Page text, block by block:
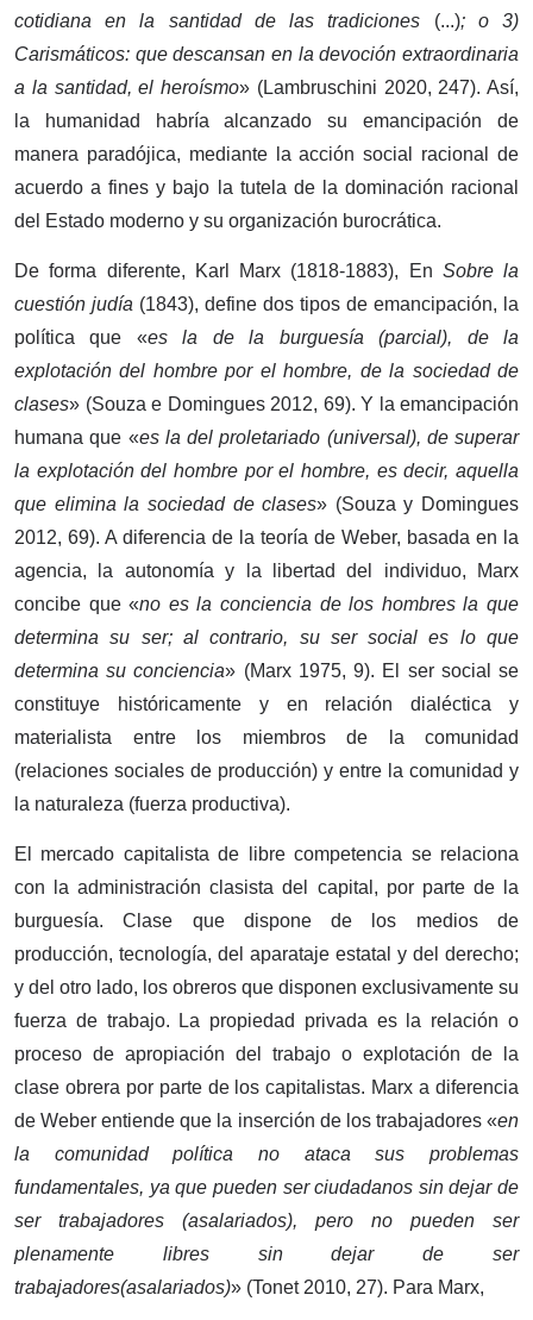
cotidiana en la santidad de las tradiciones (...); o 3)
Carismáticos: que descansan en la devoción extraordinaria
a la santidad, el heroísmo» (Lambruschini 2020, 247). Así,
la humanidad habría alcanzado su emancipación de
manera paradójica, mediante la acción social racional de
acuerdo a fines y bajo la tutela de la dominación racional
del Estado moderno y su organización burocrática.
De forma diferente, Karl Marx (1818-1883), En Sobre la
cuestión judía (1843), define dos tipos de emancipación, la
política que «es la de la burguesía (parcial), de la
explotación del hombre por el hombre, de la sociedad de
clases» (Souza e Domingues 2012, 69). Y la emancipación
humana que «es la del proletariado (universal), de superar
la explotación del hombre por el hombre, es decir, aquella
que elimina la sociedad de clases» (Souza y Domingues
2012, 69). A diferencia de la teoría de Weber, basada en la
agencia, la autonomía y la libertad del individuo, Marx
concibe que «no es la conciencia de los hombres la que
determina su ser; al contrario, su ser social es lo que
determina su conciencia» (Marx 1975, 9). El ser social se
constituye históricamente y en relación dialéctica y
materialista entre los miembros de la comunidad
(relaciones sociales de producción) y entre la comunidad y
la naturaleza (fuerza productiva).
El mercado capitalista de libre competencia se relaciona
con la administración clasista del capital, por parte de la
burguesía. Clase que dispone de los medios de
producción, tecnología, del aparataje estatal y del derecho;
y del otro lado, los obreros que disponen exclusivamente su
fuerza de trabajo. La propiedad privada es la relación o
proceso de apropiación del trabajo o explotación de la
clase obrera por parte de los capitalistas. Marx a diferencia
de Weber entiende que la inserción de los trabajadores «en
la comunidad política no ataca sus problemas
fundamentales, ya que pueden ser ciudadanos sin dejar de
ser trabajadores (asalariados), pero no pueden ser
plenamente libres sin dejar de ser
trabajadores(asalariados)» (Tonet 2010, 27). Para Marx,